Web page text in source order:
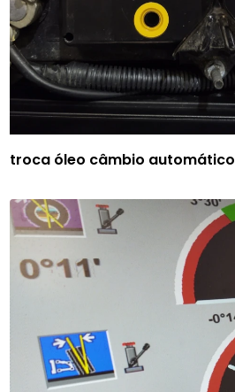
troca óleo câmbio automático